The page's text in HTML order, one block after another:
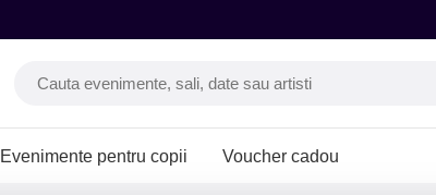
Evenimente pentru copii Voucher cadou